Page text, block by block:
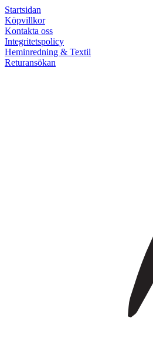
Startsidan
Köpvillkor
Kontakta oss
Integritetspolicy
Heminredning & Textil
Returansökan